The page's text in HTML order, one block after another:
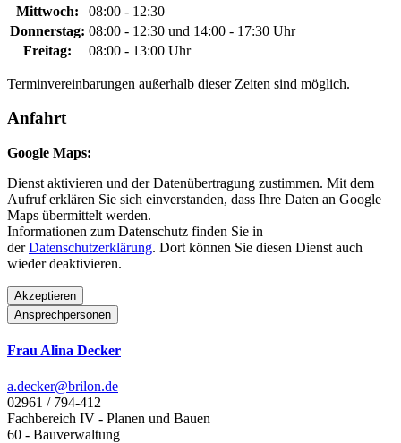
Mittwoch:
08:00 - 12:30
Donnerstag: 08:00 - 12:30 und 14:00 - 17:30 Uhr
Freitag:
08:00 - 13:00 Uhr
Terminvereinbarungen außerhalb dieser Zeiten sind möglich.
Anfahrt
Google Maps:
Dienst aktivieren und der Datenübertragung zustimmen. Mit dem
Aufruf erklären Sie sich einverstanden, dass Ihre Daten an Google
Maps übermittelt werden.
Informationen zum Datenschutz finden Sie in
derDatenschutzerklärung. Dort können Sie diesen Dienst auch
wieder deaktivieren.
Akzeptieren
Ansprechpersonen
Frau Alina Decker
a.decker@­brilon.de
02961 / 794-412
Fachbereich IV - Planen und Bauen
60 - Bauverwaltung